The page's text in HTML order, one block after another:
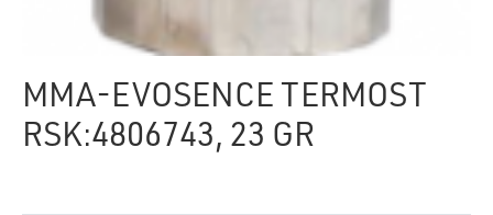
MMA-EVOSENCE TERMOST
RSK:4806743, 23 GR